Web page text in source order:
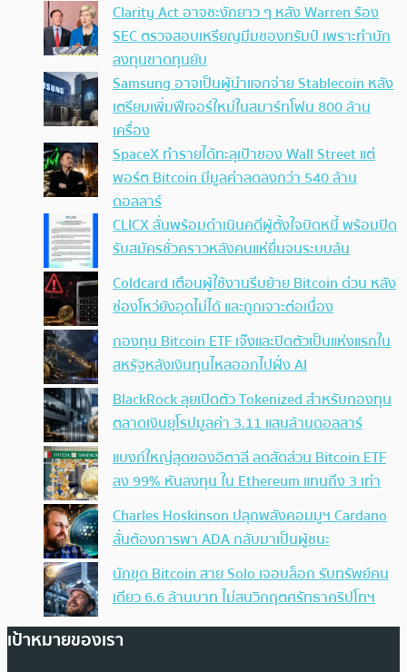
Clarity Act อาจชะงักยาว ๆ หลัง Warren ร้อง
SEC ตรวจสอบเหรียญมีมของทรัมป์ เพราะทำนัก
ลงทุนขาดทุนยับ
Samsung อาจเป็นผู้นำแจกจ่าย Stablecoin หลัง
เตรียมเพิ่มฟีเจอร์ใหม่ในสมาร์ทโฟน 800 ล้าน
เครื่อง
SpaceX ทำรายได้ทะลุเป้าของ Wall Street แต่
พอร์ต Bitcoin มีมูลค่าลดลงกว่า 540 ล้าน
ดอลลาร์
CLICX ลั่นพร้อมดำเนินคดีผู้ตั้งใจบิดหนี้ พร้อมปิด
รับสมัครชั่วคราวหลังคนแห่ยื่นจนระบบล้น
Coldcard เตือนผู้ใช้งานรีบย้าย Bitcoin ด่วน หลัง
ช่องโหว่ยังอุดไม่ได้ และถูกเจาะต่อเนื่อง
กองทุน Bitcoin ETF เจ๊งและปิดตัวเป็นแห่งแรกใน
สหรัฐหลังเงินทุนไหลออกไปฝั่ง AI
BlackRock ลุยเปิดตัว Tokenized สำหรับกองทุน
ตลาดเงินยุโรปมูลค่า 3.11 แสนล้านดอลลาร์
แบงก์ใหญ่สุดของอิตาลี ลดสัดส่วน Bitcoin ETF
ลง 99% หันลงทุน ใน Ethereum แทนถึง 3 เท่า
Charles Hoskinson ปลุกพลังคอมมูฯ Cardano
ลั่นต้องการพา ADA กลับมาเป็นผู้ชนะ
นักขุด Bitcoin สาย Solo เจอบล็อก รับทรัพย์คน
เดียว 6.6 ล้านบาท ไม่สนวิกฤตศรัทธาคริปโทฯ
เป้าหมายของเรา